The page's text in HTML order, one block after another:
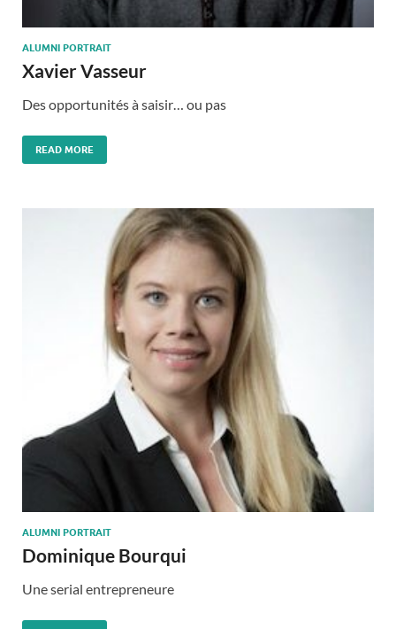
ALUMNI PORTRAIT
Xavier Vasseur
Des opportunités à saisir… ou pas
READ MORE
ALUMNI PORTRAIT
Dominique Bourqui
Une serial entrepreneure